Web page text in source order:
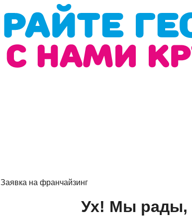
Заявка на франчайзинг
Ух! Мы рады,